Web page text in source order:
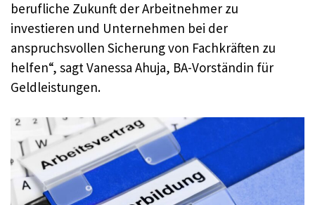
berufliche Zukunft der Arbeitnehmer zu
investieren und Unternehmen bei der
anspruchsvollen Sicherung von Fachkräften zu
helfen“, sagt Vanessa Ahuja, BA-Vorständin für
Geldleistungen.